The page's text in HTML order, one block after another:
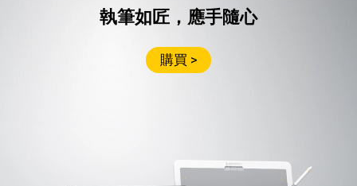
執筆如匠，應手隨心
購買 >